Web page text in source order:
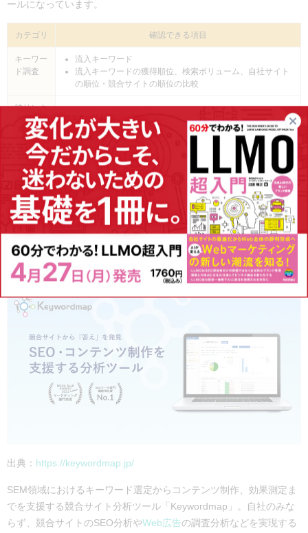
ールになっています。
カテゴリ 確認できる項目
キーワー
ド調査
流入キーワード
流入キーワードの獲得順位、検索ボリューム、自社サイト
の順位・競合サイトの順位の比較
被リンク –
トラフィ
ック
–
Keywordmap｜競合分析に特化した日本製
ツール
出典： https://keywordmap.jp/
SEM領域におけるキーワード選定からコンテンツ制作、効果測定ま
でを支援する競合サイト分析ツール「Keywordmap」。
自社のみな
らず、競合サイトのSEO分析やWeb広告の調査分析などを実現する